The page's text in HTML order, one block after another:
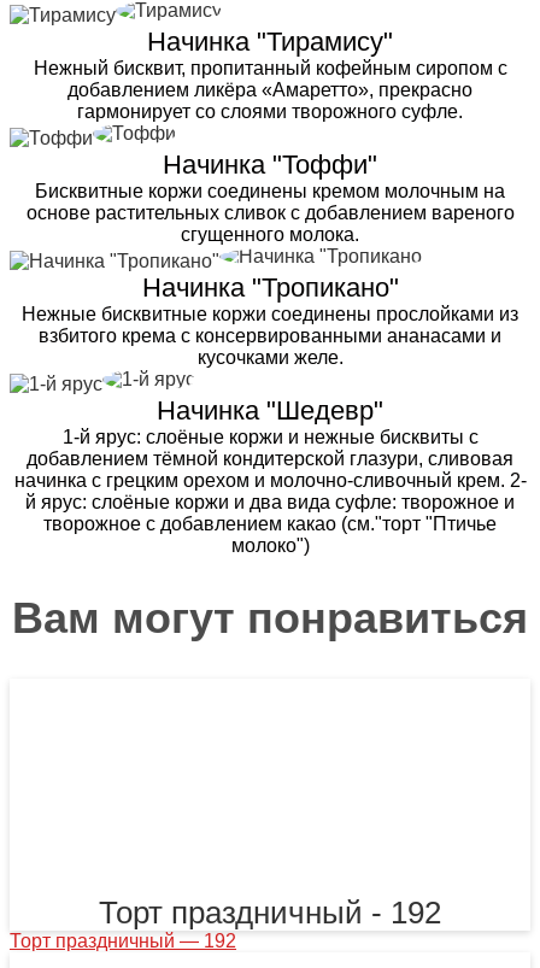
Начинка "Тирамису"
Нежный бисквит, пропитанный кофейным сиропом с
добавлением ликёра «Амаретто», прекрасно
гармонирует со слоями творожного суфле.
Начинка "Тоффи"
Бисквитные коржи соединены кремом молочным на
основе растительных сливок с добавлением вареного
сгущенного молока.
Начинка "Тропикано"
Нежные бисквитные коржи соединены прослойками из
взбитого крема с консервированными ананасами и
кусочками желе.
Начинка "Шедевр"
1-й ярус: слоёные коржи и нежные бисквиты с
добавлением тёмной кондитерской глазури, сливовая
начинка с грецким орехом и молочно-сливочный крем. 2-
й ярус: слоёные коржи и два вида суфле: творожное и
творожное с добавлением какао (см."торт "Птичье
молоко")
Вам могут понравиться
Торт праздничный - 192
Торт праздничный — 192